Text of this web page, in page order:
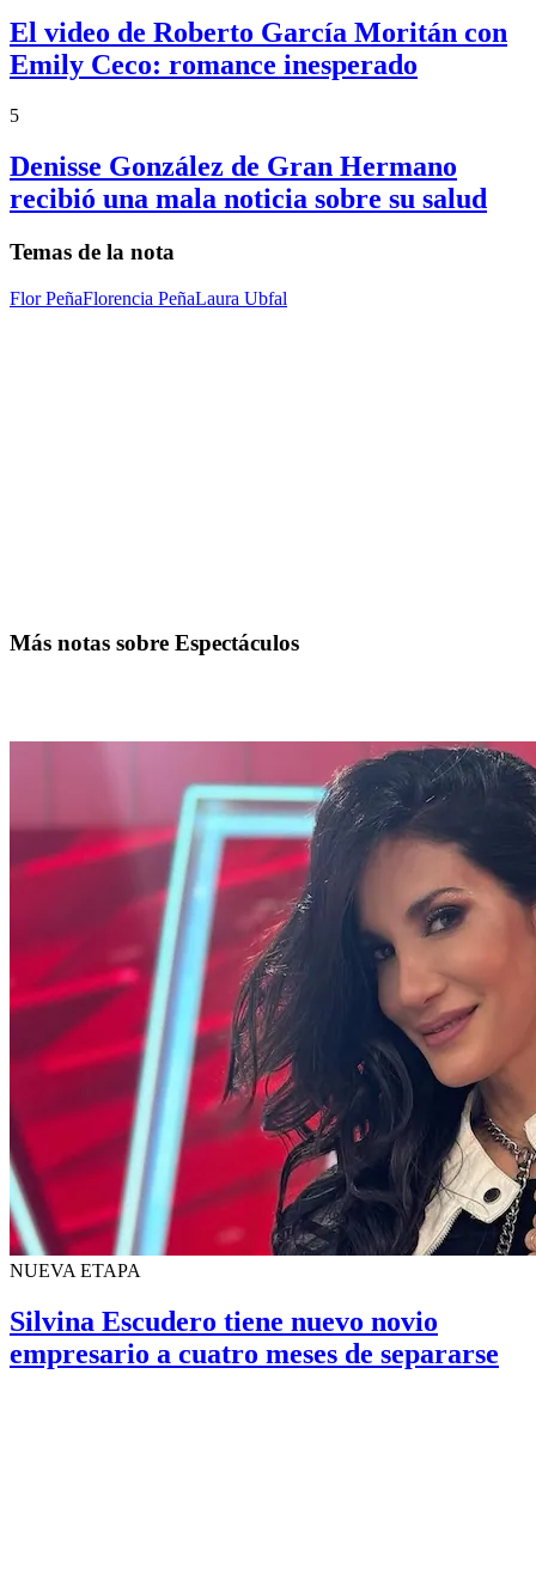
El video de Roberto García Moritán con
Emily Ceco: romance inesperado
5
Denisse González de Gran Hermano
recibió una mala noticia sobre su salud
Temas de la nota
Flor PeñaFlorencia PeñaLaura Ubfal
Más notas sobre Espectáculos
NUEVA ETAPA
Silvina Escudero tiene nuevo novio
empresario a cuatro meses de separarse